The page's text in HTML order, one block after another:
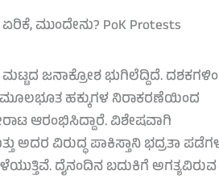
ಜನಾಕ್ರೋಶ ಭುಗಿಲೆದ್ದಿದೆ.
ಹಕ್ಕುಗಳ ನಿರಾಕರಣೆಯಿಂದ
ಆರಂಭಿಸಿದ್ದಾರೆ. ವಿಶೇಷವಾಗಿ
ಅದರ ವಿರುದ್ಧ ಪಾಕಿಸ್ತಾನಿ ಭದ್ರತಾ
ದೈನಂದಿನ ಬದುಕಿಗೆ ಅಗತ್ಯವಿರುವ